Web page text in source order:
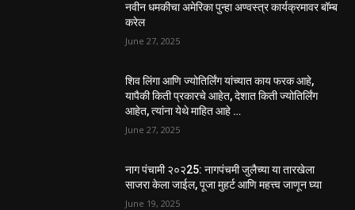
नवीन धमकीचा अमेरिका पुन्हा अण्वस्त्र कार्यक्रमावर बॉम्ब
करेल
June 27, 2025
शिव लिंगा आणि ज्योतिर्लिंग यांच्यात काय फरक आहे,
यापैकी किती प्रकारचे आहेत, देशात किती ज्योतिर्लिंग
आहेत, त्यांना येथे माहित आहे …
June 27, 2025
नाग पंचामी २०२25: नागपंचमी जुलैच्या या तारखेला
साजरा केला जाईल, पूजा मुहर्ट आणि महत्त्व जाणून घ्या
June 19, 2025